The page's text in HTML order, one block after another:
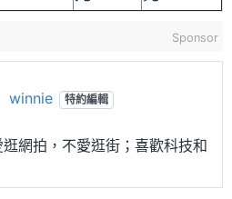
Sponsor
winnie 特約編輯
網拍，不愛逛街；喜歡科技和